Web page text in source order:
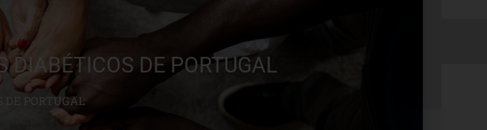
DE PORTUGAL
DE PORTUGAL